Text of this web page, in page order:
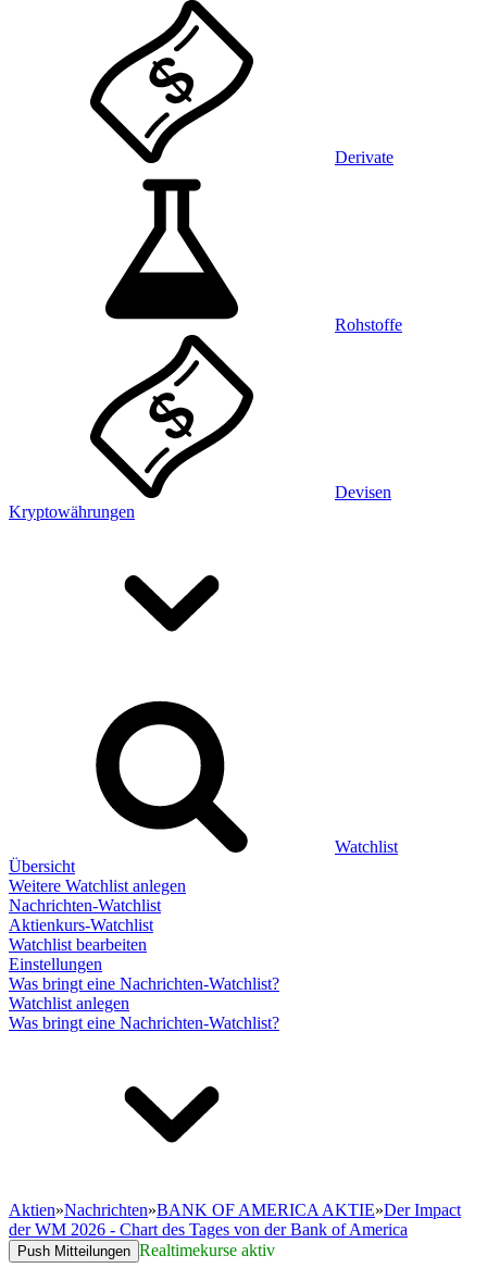
Derivate
Rohstoffe
Devisen
Kryptowährungen
Watchlist
Übersicht
Weitere Watchlist anlegen
Nachrichten-Watchlist
Aktienkurs-Watchlist
Watchlist bearbeiten
Einstellungen
Was bringt eine Nachrichten-Watchlist?
Watchlist anlegen
Was bringt eine Nachrichten-Watchlist?
Aktien»Nachrichten»BANK OF AMERICA AKTIE»Der Impact
der WM 2026 - Chart des Tages von der Bank of America
Push Mitteilungen Realtimekurse aktiv